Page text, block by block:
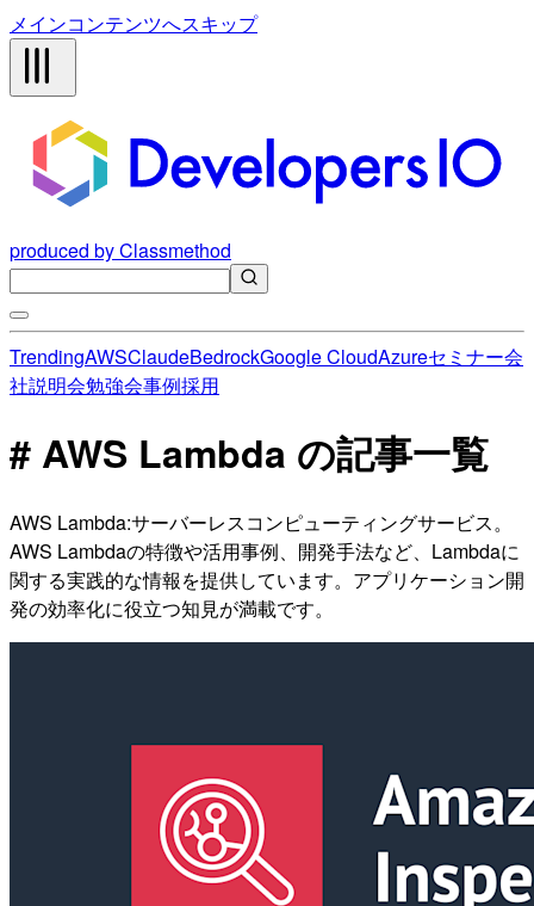
メインコンテンツへスキップ
produced by Classmethod
TrendingAWSClaudeBedrockGoogle CloudAzureセミナー会
社説明会勉強会事例採用
# AWS Lambda の記事一覧
AWS Lambda:サーバーレスコンピューティングサービス。
AWS Lambdaの特徴や活用事例、開発手法など、Lambdaに
関する実践的な情報を提供しています。アプリケーション開
発の効率化に役立つ知見が満載です。